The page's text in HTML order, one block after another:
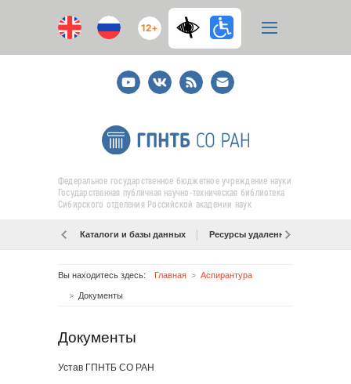
12+
YoutubeВКонтакте
RSS
E-
mail
подписка
Федеральное государственное бюджетное учреждение науки
Государственная публичная научно-техническая библиотека
Сибирского отделения Российской академии наук
Каталоги и базы данных Ресурсы удаленного доступа
Вы находитесь здесь: Главная Аспирантура
Документы
Документы
Устав ГПНТБ СО РАН